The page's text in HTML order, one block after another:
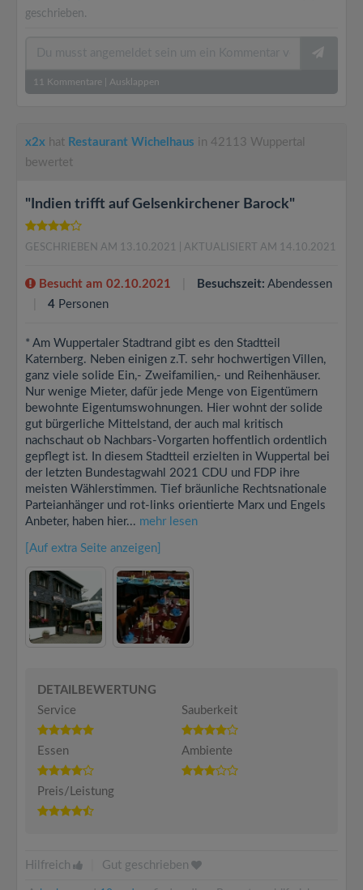
geschrieben.
11 Kommentare Ausklappen
x2x hat Restaurant Wichelhaus in 42113 Wuppertal
bewertet
"Indien trifft auf Gelsenkirchener Barock"
GESCHRIEBEN AM 13.10.2021 | AKTUALISIERT AM 14.10.2021
Besucht am 02.10.2021 Besuchszeit: Abendessen
4 Personen
* Am Wuppertaler Stadtrand gibt es den Stadtteil
Katernberg. Neben einigen z.T. sehr hochwertigen Villen,
ganz viele solide Ein,- Zweifamilien,- und Reihenhäuser.
Nur wenige Mieter, dafür jede Menge von Eigentümern
bewohnte Eigentumswohnungen. Hier wohnt der solide
gut bürgerliche Mittelstand, der auch mal kritisch
nachschaut ob Nachbars-Vorgarten hoffentlich ordentlich
gepflegt ist. In diesem Stadtteil erzielten in Wuppertal bei
der letzten Bundestagwahl 2021 CDU und FDP ihre
meisten Wählerstimmen. Tief bräunliche Rechtsnationale
Parteianhänger und rot-links orientierte Marx und Engels
Anbeter, haben hier... mehr lesen
[Auf extra Seite anzeigen]
DETAILBEWERTUNG
Service
Sauberkeit
Essen Ambiente
Preis/Leistung
Hilfreich Gut geschrieben